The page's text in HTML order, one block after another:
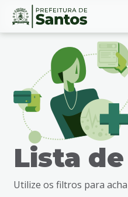
Ir
busca
Conteúdo
Lista
Utilize os filtros para